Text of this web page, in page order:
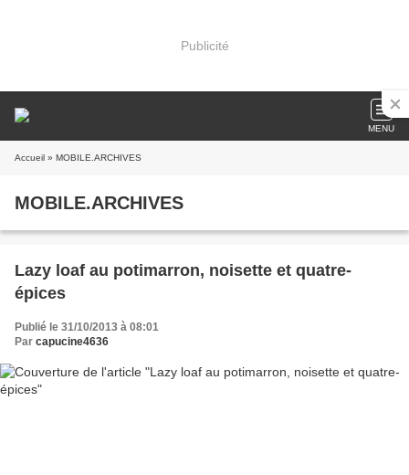
Publicité
MENU
Accueil » MOBILE.ARCHIVES
MOBILE.ARCHIVES
Lazy loaf au potimarron, noisette et quatre-
épices
Publié le 31/10/2013 à 08:01
Par capucine4636